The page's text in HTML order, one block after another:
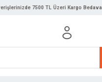
7500 TL Üzeri Kargo Bedava